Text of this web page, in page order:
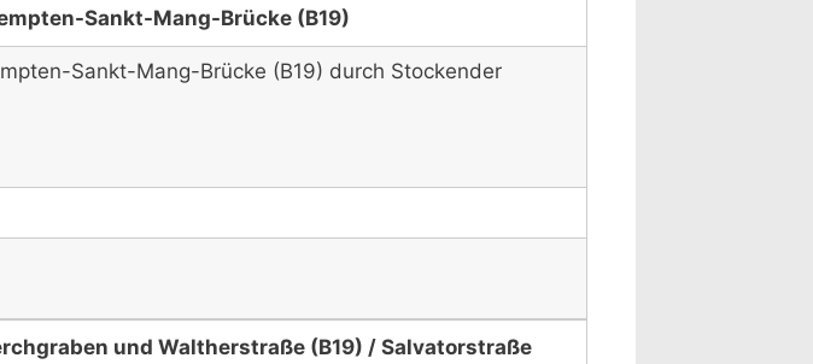
Sankt-Mang-Brücke (B19)
Sankt-Mang-Brücke (B19) durch Stockender
und Waltherstraße (B19) / Salvatorstraße